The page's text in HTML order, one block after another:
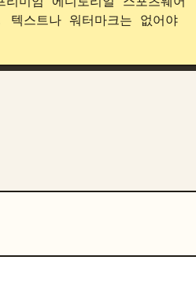
스트나 워터마크는 없어야